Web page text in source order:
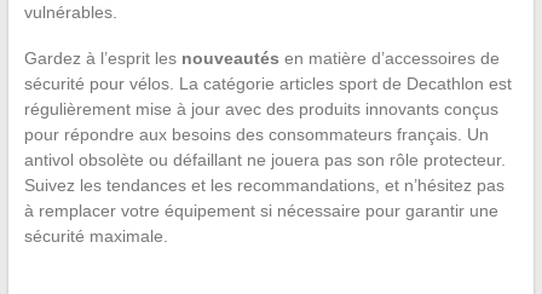
vulnérables.
Gardez à l’esprit les nouveautés en matière d’accessoires de
sécurité pour vélos. La catégorie articles sport de Decathlon est
régulièrement mise à jour avec des produits innovants conçus
pour répondre aux besoins des consommateurs français. Un
antivol obsolète ou défaillant ne jouera pas son rôle protecteur.
Suivez les tendances et les recommandations, et n’hésitez pas
à remplacer votre équipement si nécessaire pour garantir une
sécurité maximale.